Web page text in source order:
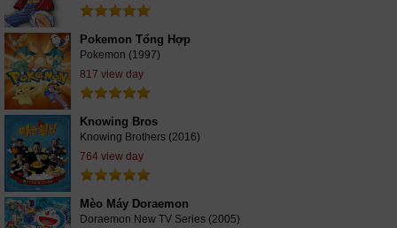
Pokemon Tổng Hợp
Pokemon (1997)
817 view day
Knowing Bros
Knowing Brothers (2016)
764 view day
Mèo Máy Doraemon
Doraemon New TV Series (2005)